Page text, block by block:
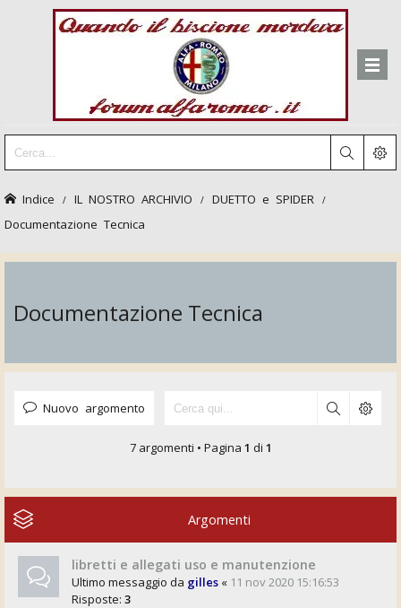
Indice IL NOSTRO ARCHIVIO DUETTO e SPIDER
Documentazione Tecnica
Documentazione Tecnica
Nuovo argomento
7 argomenti • Pagina 1 di 1
Argomenti
libretti e allegati uso e manutenzione
Ultimo messaggio da gilles « 11 nov 2020 15:16:53
Risposte: 3